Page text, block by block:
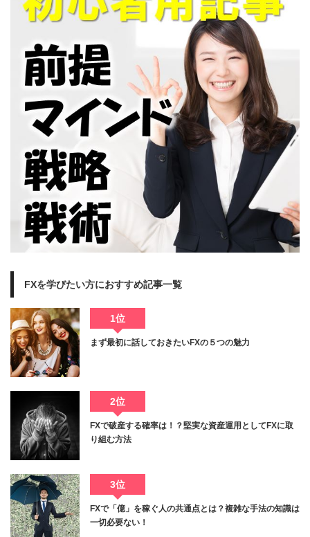
FXを学びたい方におすすめ記事一覧
1位
まず最初に話しておきたいFXの５つの魅力
2位
FXで破産する確率は！？堅実な資産運用としてFXに取
り組む方法
3位
FXで「億」を稼ぐ人の共通点とは？複雑な手法の知識は
一切必要ない！